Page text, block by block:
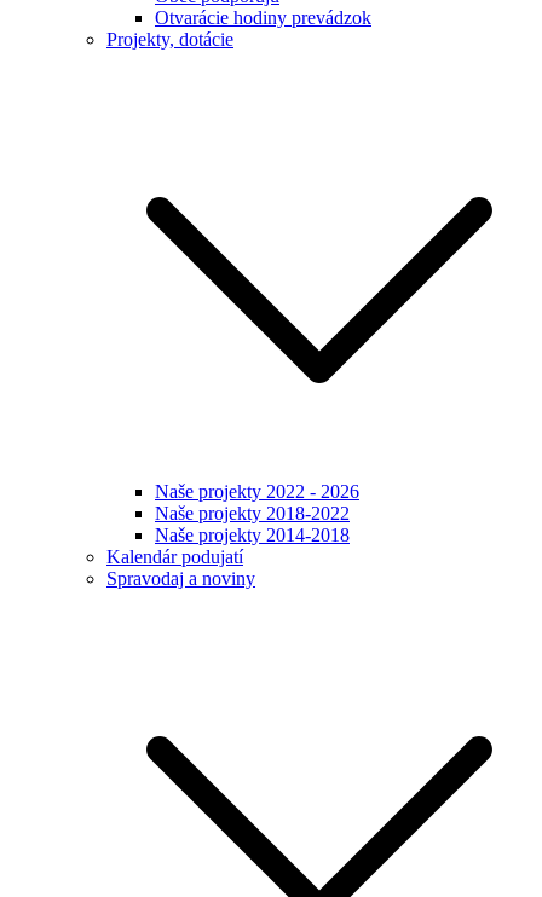
Otvarácie hodiny prevádzok
Projekty, dotácie
Naše projekty 2022 - 2026
Naše projekty 2018-2022
Naše projekty 2014-2018
Kalendár podujatí
Spravodaj a noviny